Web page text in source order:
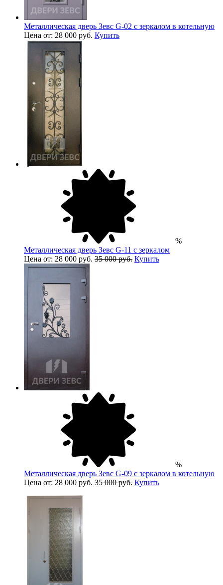
Металлическая дверь Зевс G-02 с зеркалом в котельную
Цена от: 28 000 руб. Купить
%
Металлическая дверь Зевс G-11 с зеркалом
Цена от: 28 000 руб. 35 000 руб. Купить
%
Металлическая дверь Зевс G-09 с зеркалом в котельную
Цена от: 28 000 руб. 35 000 руб. Купить